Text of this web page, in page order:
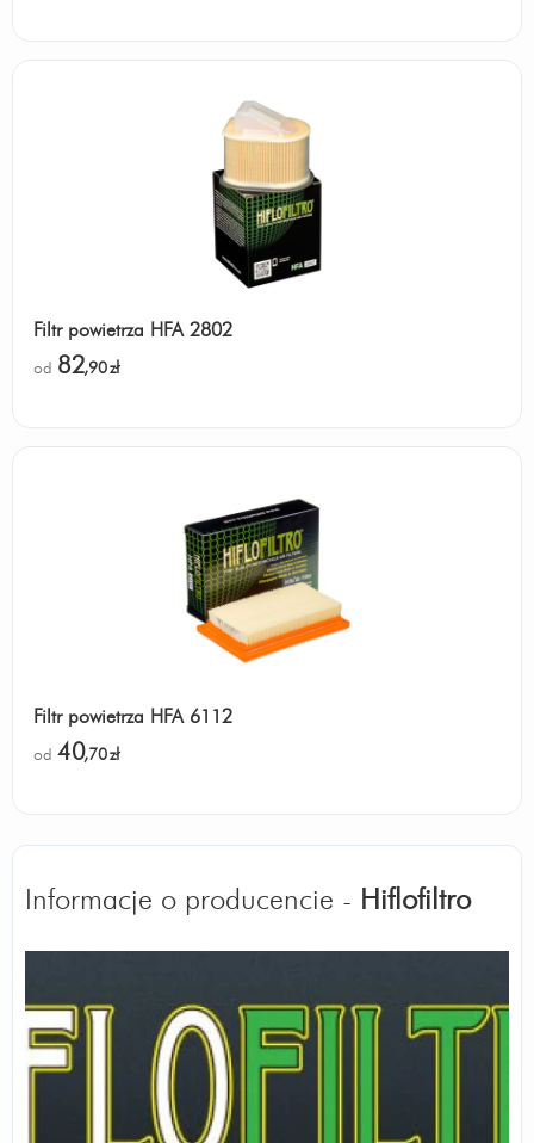
Filtr powietrza HFA 2802
od 82,90zł
Filtr powietrza HFA 6112
od 40,70zł
Informacje o producencie - Hiflofiltro